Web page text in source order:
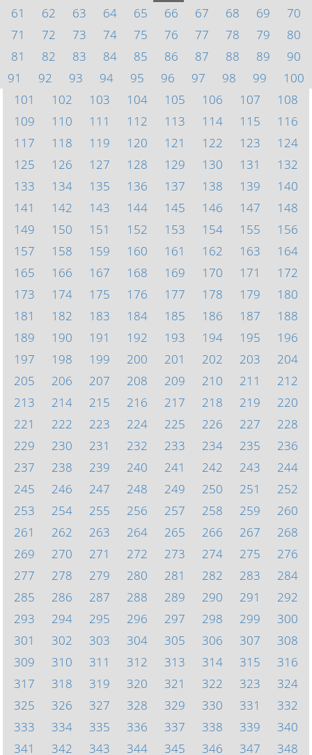
61
62 63 64 65 66 67 68 69
70
71
72 73 74 75 76 77 78 79
80
81
82 83 84 85 86 87 88 89
90
91
92 93 94 95 96 97 98 99
100
101
102 103 104 105 106 107
108
109
110 111 112 113 114 115
116
117
118 119 120 121 122 123
124
125
126 127 128 129 130 131
132
133
134 135 136 137 138 139
140
141
142 143 144 145 146 147
148
149
150 151 152 153 154 155
156
157
158 159 160 161 162 163
164
165
166 167 168 169 170 171
172
173
174 175 176 177 178 179
180
181
182 183 184 185 186 187
188
189
190 191 192 193 194 195
196
197
198 199 200 201 202 203
204
205
206 207 208 209 210 211
212
213
214 215 216 217 218 219
220
221
222 223 224 225 226 227
228
229
230 231 232 233 234 235
236
237
238 239 240 241 242 243
244
245
246 247 248 249 250 251
252
253
254 255 256 257 258 259
260
261
262 263 264 265 266 267
268
269
270 271 272 273 274 275
276
277
278 279 280 281 282 283
284
285
286 287 288 289 290 291
292
293
294 295 296 297 298 299
300
301
302 303 304 305 306 307
308
309
310 311 312 313 314 315
316
317
318 319 320 321 322 323
324
325
326 327 328 329 330 331
332
333
334 335 336 337 338 339
340
341
342 343 344 345 346 347 348